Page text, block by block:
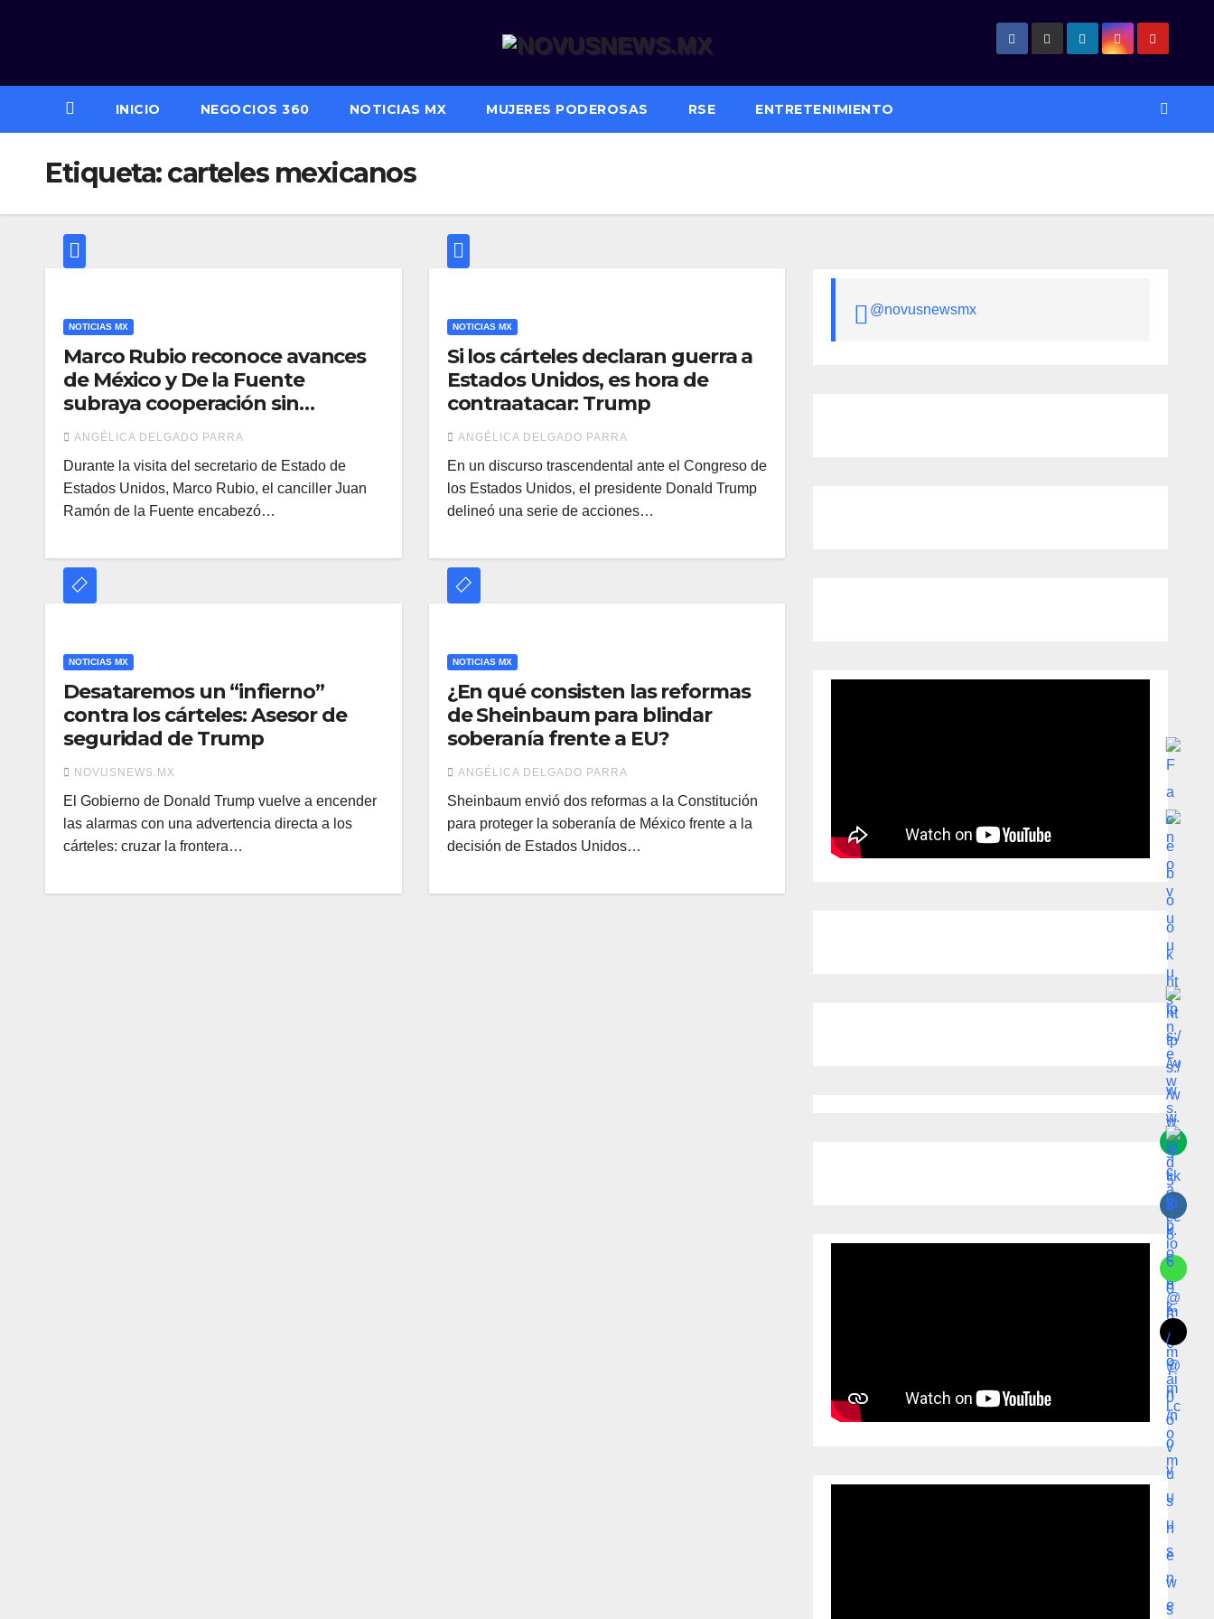
INICIO NEGOCIOS 360 NOTICIAS MX MUJERES PODEROSAS RSE ENTRETENIMIENTO
Etiqueta:carteles mexicanos
NOTICIAS MX
Marco Rubio reconoce avances
de México y De la Fuente
subraya cooperación sin
subordinación
ANGÉLICA DELGADO PARRA
Durante la visita del secretario de Estado de
Estados Unidos, Marco Rubio, el canciller Juan
Ramón de la Fuente encabezó…
NOTICIAS MX
Si los cárteles declaran guerra a
Estados Unidos, es hora de
contraatacar: Trump
ANGÉLICA DELGADO PARRA
En un discurso trascendental ante el Congreso de
los Estados Unidos, el presidente Donald Trump
delineó una serie de acciones…
NOTICIAS MX
Desataremos un “infierno”
contra los cárteles: Asesor de
seguridad de Trump
NOVUSNEWS.MX
El Gobierno de Donald Trump vuelve a encender
las alarmas con una advertencia directa a los
cárteles: cruzar la frontera…
NOTICIAS MX
¿En qué consisten las reformas
de Sheinbaum para blindar
soberanía frente a EU?
ANGÉLICA DELGADO PARRA
Sheinbaum envió dos reformas a la Constitución
para proteger la soberanía de México frente a la
decisión de Estados Unidos…
@novusnewsmx